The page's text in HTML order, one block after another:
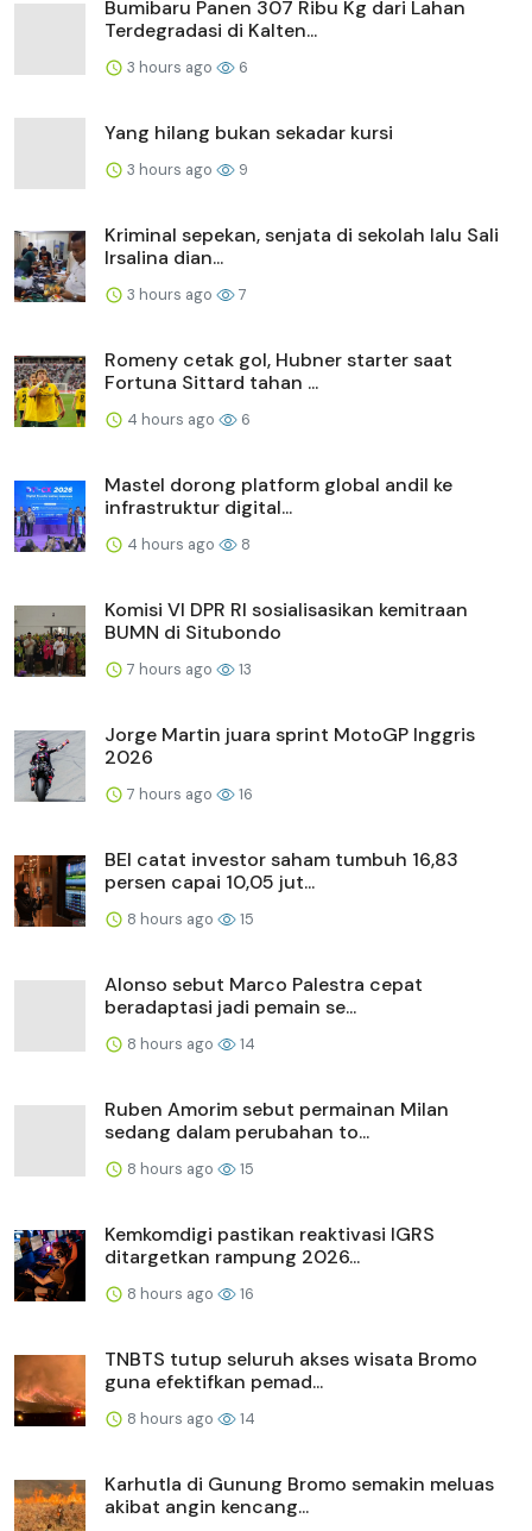
Bumibaru Panen 307 Ribu Kg dari Lahan
Terdegradasi di Kalten...
3 hours ago 6
Yang hilang bukan sekadar kursi
3 hours ago 9
Kriminal sepekan, senjata di sekolah lalu Sali
Irsalina dian...
3 hours ago 7
Romeny cetak gol, Hubner starter saat
Fortuna Sittard tahan ...
4 hours ago 6
Mastel dorong platform global andil ke
infrastruktur digital...
4 hours ago 8
Komisi VI DPR RI sosialisasikan kemitraan
BUMN di Situbondo
7 hours ago 13
Jorge Martin juara sprint MotoGP Inggris
2026
7 hours ago 16
BEI catat investor saham tumbuh 16,83
persen capai 10,05 jut...
8 hours ago 15
Alonso sebut Marco Palestra cepat
beradaptasi jadi pemain se...
8 hours ago 14
Ruben Amorim sebut permainan Milan
sedang dalam perubahan to...
8 hours ago 15
Kemkomdigi pastikan reaktivasi IGRS
ditargetkan rampung 2026...
8 hours ago 16
TNBTS tutup seluruh akses wisata Bromo
guna efektifkan pemad...
8 hours ago 14
Karhutla di Gunung Bromo semakin meluas
akibat angin kencang...